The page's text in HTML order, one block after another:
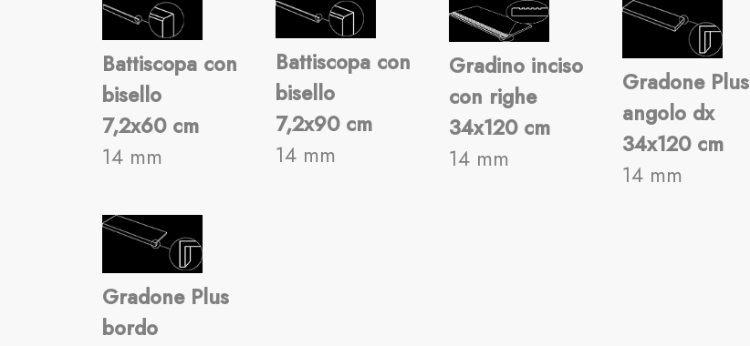
Battiscopa con
bisello
7,2x60 cm
14 mm
Battiscopa con
bisello
7,2x90 cm
14 mm
Gradino inciso
con righe
34x120 cm
14 mm
Gradone Plus
angolo dx
34x120 cm
14 mm
Gradone Plus
bordo